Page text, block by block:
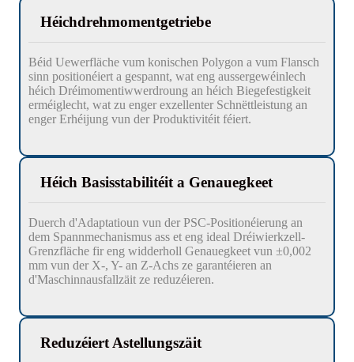
Héichdrehmomentgetriebe
Béid Uewerfläche vum konischen Polygon a vum Flansch
sinn positionéiert a gespannt, wat eng aussergewéinlech
héich Dréimomentiwwerdroung an héich Biegefestigkeit
erméiglecht, wat zu enger exzellenter Schnëttleistung an
enger Erhéijung vun der Produktivitéit féiert.
Héich Basisstabilitéit a Genauegkeet
Duerch d'Adaptatioun vun der PSC-Positionéierung an
dem Spannmechanismus ass et eng ideal Dréiwierkzell-
Grenzfläche fir eng widderholl Genauegkeet vun ±0,002
mm vun der X-, Y- an Z-Achs ze garantéieren an
d'Maschinnausfallzäit ze reduzéieren.
Reduzéiert Astellungszäit